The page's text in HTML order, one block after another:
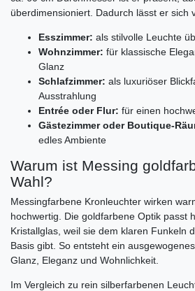
überdimensioniert. Dadurch lässt er sich
Esszimmer: als stilvolle Leuchte
Wohnzimmer: für klassische
Glanz
Schlafzimmer: als luxuriöser
Ausstrahlung
Entrée oder Flur: für einen
Gästezimmer oder Boutique-
edles Ambiente
Warum ist Messing
Wahl?
Messingfarbene Kronleuchter wirken
hochwertig. Die goldfarbene Optik passt
Kristallglas, weil sie dem klaren Funkeln
Basis gibt. So entsteht ein
Glanz, Eleganz und Wohnlichkeit.
Im Vergleich zu rein silberfarbenen